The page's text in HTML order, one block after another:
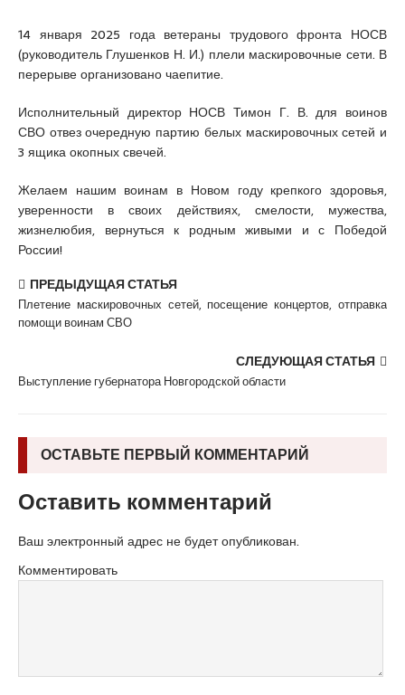
14 января 2025 года ветераны трудового фронта НОСВ
(руководитель Глушенков Н. И.) плели маскировочные сети. В
перерыве организовано чаепитие.
Исполнительный директор НОСВ Тимон Г. В. для воинов
СВО отвез очередную партию белых маскировочных сетей и
3 ящика окопных свечей.
Желаем нашим воинам в Новом году крепкого здоровья,
уверенности в своих действиях, смелости, мужества,
жизнелюбия, вернуться к родным живыми и с Победой
России!
ПРЕДЫДУЩАЯ СТАТЬЯ
Плетение маскировочных сетей, посещение концертов, отправка
помощи воинам СВО
СЛЕДУЮЩАЯ СТАТЬЯ
Выступление губернатора Новгородской области
ОСТАВЬТЕ ПЕРВЫЙ КОММЕНТАРИЙ
Оставить комментарий
Ваш электронный адрес не будет опубликован.
Комментировать